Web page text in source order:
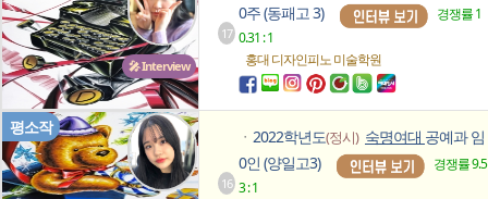
🎤 Interview
17
0주 (동패고 3)
경쟁률 1
0.31 : 1
홍대 디자인피노미술학원
평소작
16
ㆍ 2022학년도(정시) 숙명여대 공예과 임
0인 (양일고3)
경쟁률 9.5
3 : 1